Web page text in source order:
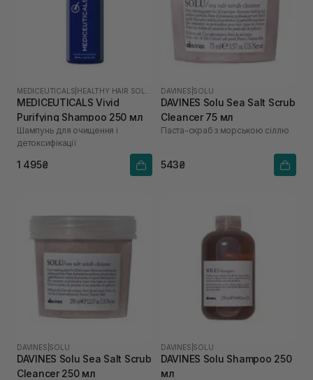
MEDICEUTICALS
MEDICEUTICALS Vivid
Purifying Shampoo 250 мл
Шампунь для очищення і
детоксифікації
1 495₴
DAVINES SOLU
DAVINES Solu Sea Salt Scrub
Cleancer 75 мл
Паста-скраб з морською сіллю
543₴
DAVINES SOLU
DAVINES Solu Sea Salt Scrub
Cleancer 250 мл
DAVINES SOLU
DAVINES Solu Shampoo 250
мл